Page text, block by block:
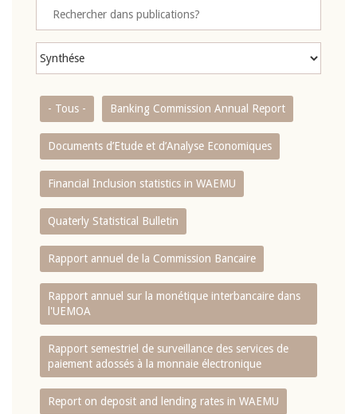
- Tous - Banking Commission Annual Report
Documents d’Etude et d’Analyse Economiques
Financial Inclusion statistics in WAEMU
Quaterly Statistical Bulletin
Rapport annuel de la Commission Bancaire
Rapport annuel sur la monétique interbancaire dans
l'UEMOA
Rapport semestriel de surveillance des services de
paiement adossés à la monnaie électronique
Report on deposit and lending rates in WAEMU